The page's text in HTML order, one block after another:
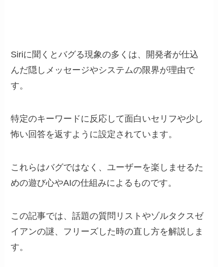
Siriに聞くとバグる現象の多くは、開発者が仕込
んだ隠しメッセージやシステムの限界が理由で
す。
特定のキーワードに反応して面白いセリフや少し
怖い回答を返すように設定されています。
これらはバグではなく、ユーザーを楽しませるた
めの遊び心やAIの仕組みによるものです。
この記事では、話題の質問リストやゾルタクスゼ
イアンの謎、フリーズした時の直し方を解説しま
す。